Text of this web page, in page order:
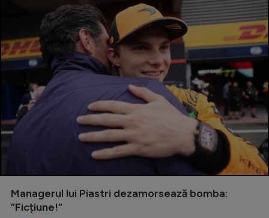
Managerul lui Piastri dezamorsează bomba:
”Ficțiune!”